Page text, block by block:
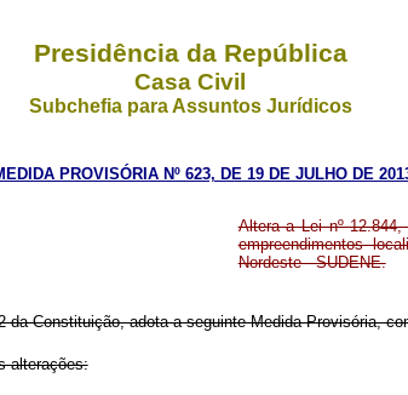
Presidência da República
Casa Civil
Subchefia para Assuntos Jurídicos
PROVISÓRIA Nº 623, DE 19 DE JULHO DE
Altera a Lei nº
empreendimentos
Nordeste - SUDENE.
da Constituição, adota a seguinte Medida Provisória,
alterações: